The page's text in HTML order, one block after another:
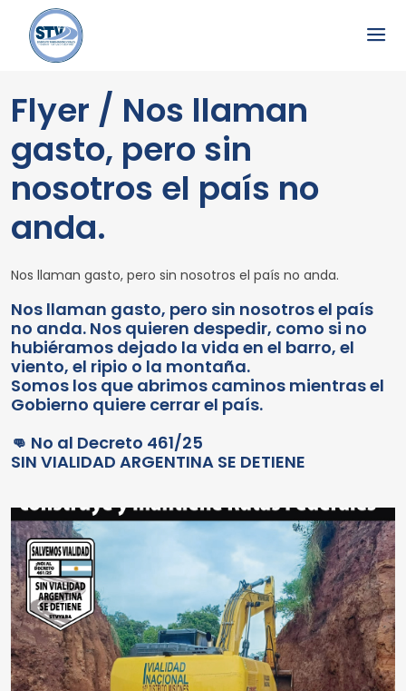
Flyer / Nos llaman
gasto, pero sin
nosotros el país no
anda.
Nos llaman gasto, pero sin nosotros el país no anda.
Nos llaman gasto, pero sin nosotros el país
no anda. Nos quieren despedir, como si no
hubiéramos dejado la vida en el barro, el
viento, el ripio o la montaña.
Somos los que abrimos caminos mientras el
Gobierno quiere cerrar el país.
👊 No al Decreto 461/25
SIN VIALIDAD ARGENTINA SE DETIENE